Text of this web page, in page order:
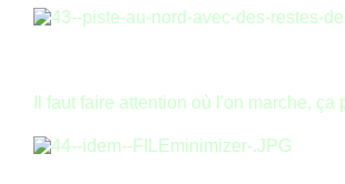
Il faut faire attention où l'on marche, ça